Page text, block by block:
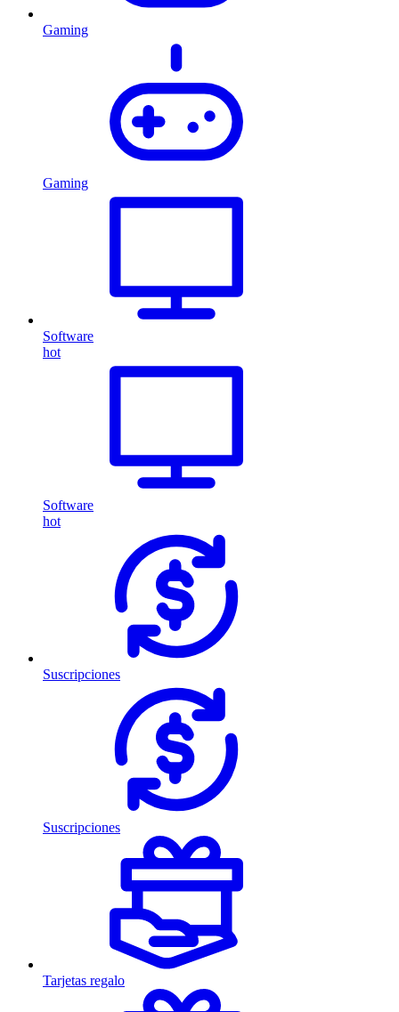
Gaming
Gaming
Software
hot
Software
hot
Suscripciones
Suscripciones
Tarjetas regalo